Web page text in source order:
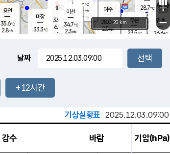
28.7℃
3.5m/s
mm
부론
23.5℃
-mm
용인
35.6℃
2.8m/s
여주
28.0℃
2.5m/s
장호원
-℃
-m/s
-mm
마장
33.3℃
설봉
33.7
6.0 m/s
- mm
귀래
26.6℃
이천
34.7℃
2.3m/s
+
−
20 km
날짜
+12시간
기상실황표 2025.12.03.09:00
강수 바람 기압(hPa)